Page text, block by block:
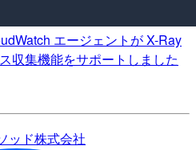
エージェントが X-Ray
収集機能をサポートしました
ッド株式会社